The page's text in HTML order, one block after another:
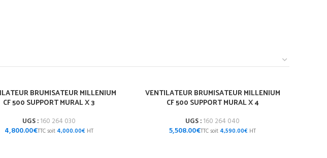
BRUMISATEUR MILLENIUM
CF 500 SUPPORT MURAL X 3
UGS :160 264 030
€ 4,000.00€
VENTILATEUR BRUMISATEUR MILLENIUM
CF 500 SUPPORT MURAL X 4
UGS :160 264 040
€ 4,590.00€